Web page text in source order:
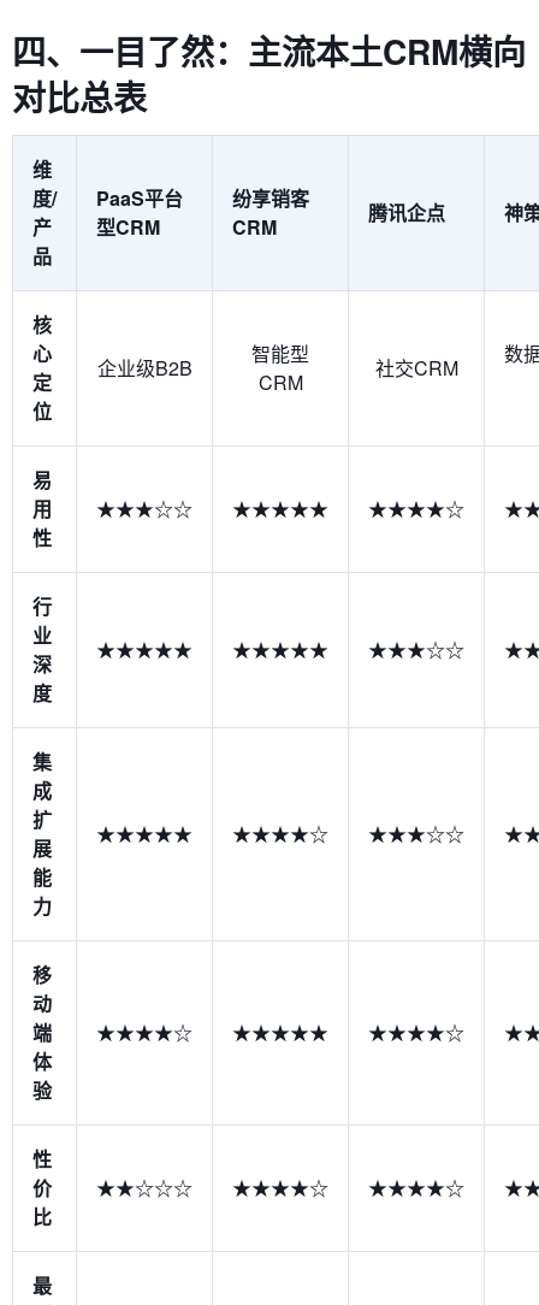
四、一目了然：主流本土CRM横向
对比总表
维
度/
产
品
PaaS平台
型CRM
纷享销客
CRM
腾讯企点 神
核
心
定
位
企业级B2B
智能型
CRM
社交CRM
数
易
用
性
★★★☆☆ ★★★★★ ★★★★☆
行
业
深
度
★★★★★ ★★★★★ ★★★☆☆
集
成
扩
展
能
力
★★★★★ ★★★★☆ ★★★☆☆
移
动
端
体
验
★★★★☆ ★★★★★ ★★★★☆
性
价
比
★★☆☆☆ ★★★★☆ ★★★★☆
最